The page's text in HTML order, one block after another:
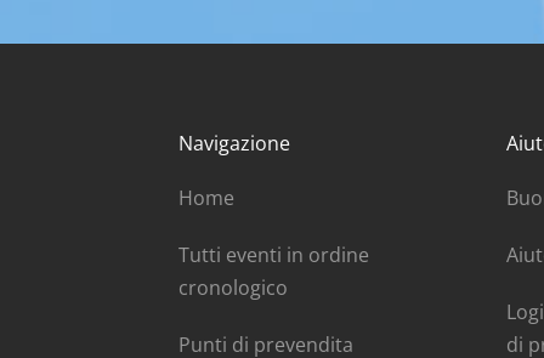
Navigazione
Home
Tutti eventi in ordine
cronologico
Punti di prevendita
di